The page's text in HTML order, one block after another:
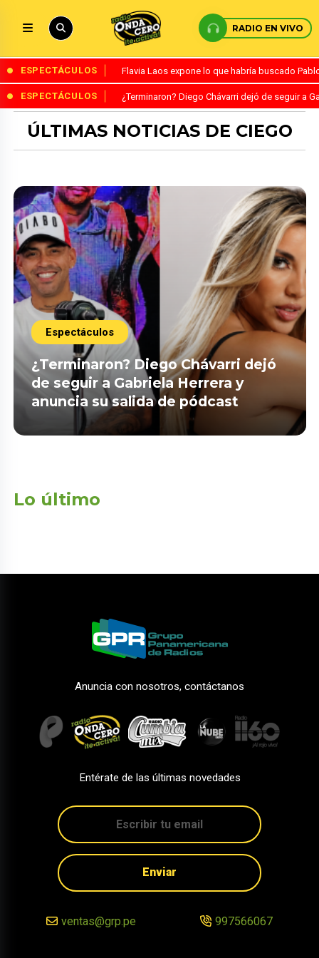
RADIO EN VIVO
ESPECTÁCULOS Flavia Laos expone lo que habría buscado
ESPECTÁCULOS ¿Terminaron? Diego Chávarri dejó de seguir a
ÚLTIMAS NOTICIAS DE CIEGO
Espectáculos
¿Terminaron? Diego Chávarri dejó
de seguir a Gabriela Herrera y
anuncia su salida de pódcast
Lo último
Anuncia con nosotros, contáctanos
Entérate de las últimas novedades
Enviar
ventas@grp.pe 997566067